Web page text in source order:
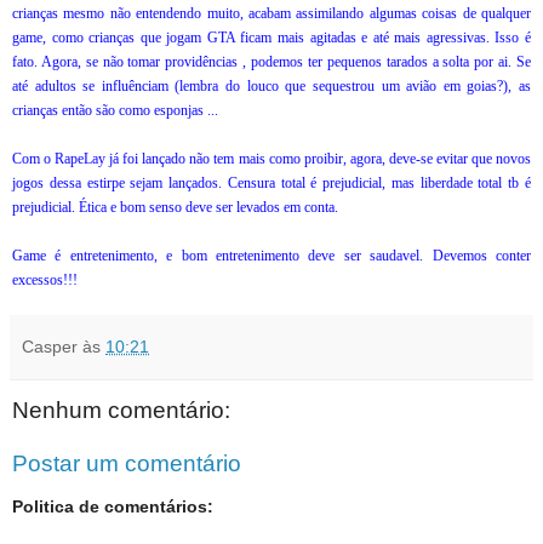
crianças mesmo não entendendo muito, acabam assimilando algumas coisas de qualquer
game, como crianças que jogam GTA ficam mais agitadas e até mais agressivas. Isso é
fato. Agora, se não tomar providências , podemos ter pequenos tarados a solta por ai. Se
até adultos se influênciam (lembra do louco que sequestrou um avião em goias?), as
crianças então são como esponjas ...
Com o RapeLay já foi lançado não tem mais como proibir, agora, deve-se evitar que novos
jogos dessa estirpe sejam lançados. Censura total é prejudicial, mas liberdade total tb é
prejudicial. Ética e bom senso deve ser levados em conta.
Game é entretenimento, e bom entretenimento deve ser saudavel. Devemos conter
excessos!!!
Casper às 10:21
Nenhum comentário:
Postar um comentário
Politica de comentários: